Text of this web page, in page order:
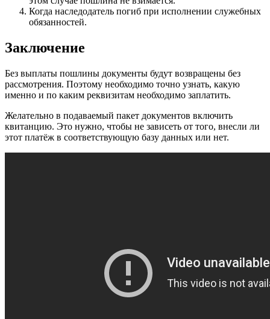
Когда наследодатель погиб при исполнении служебных
обязанностей.
Заключение
Без выплаты пошлины документы будут возвращены без
рассмотрения. Поэтому необходимо точно узнать, какую
именно и по каким реквизитам необходимо заплатить.
Желательно в подаваемый пакет документов включить
квитанцию. Это нужно, чтобы не зависеть от того, внесли ли
этот платёж в соответствующую базу данных или нет.